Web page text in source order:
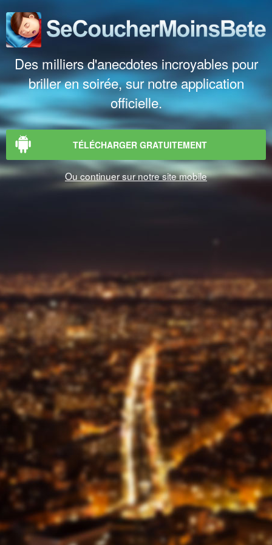
Des milliers d'anecdotes incroyables pour
briller en soirée, sur notre application
officielle.
TÉLÉCHARGER GRATUITEMENT
Ou continuer sur notre site mobile